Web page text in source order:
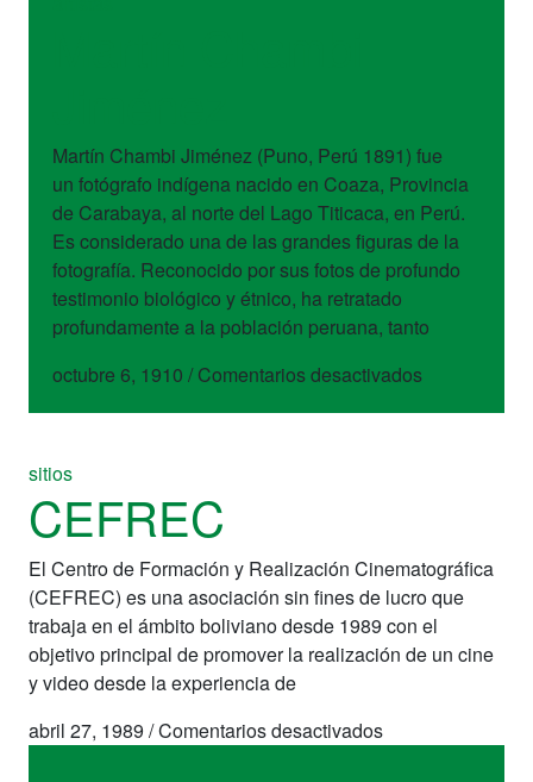
Martín Chambi Jiménez (Puno, Perú 1891) fue
un fotógrafo indígena nacido en Coaza, Provincia
de Carabaya, al norte del Lago Titicaca, en Perú.
Es considerado una de las grandes figuras de la
fotografía. Reconocido por sus fotos de profundo
testimonio biológico y étnico, ha retratado
profundamente a la población peruana, tanto
octubre 6, 1910 / Comentarios desactivadosen
sitios
CEFREC
El Centro de Formación y Realización Cinematográfica
(CEFREC) es una asociación sin fines de lucro que
trabaja en el ámbito boliviano desde 1989 con el
objetivo principal de promover la realización de un cine
y video desde la experiencia de
abril 27, 1989 /Comentarios desactivadosen